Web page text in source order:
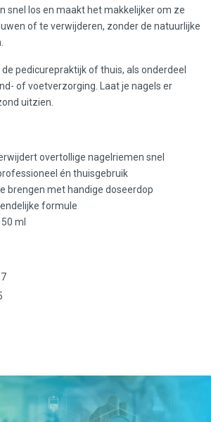
snel los en maakt het makkelijker om ze
of te verwijderen, zonder de natuurlijke
de pedicurepraktijk of thuis, als onderdeel
of voetverzorging. Laat je nagels er
uitzien.
overtollige nagelriemen snel
én thuisgebruik
brengen met handige doseerdop
formule
ml